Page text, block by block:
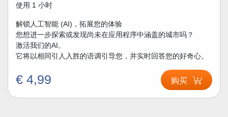
使用 1 小时
解锁人工智能 (AI)，拓展您的体验
您想进一步探索或发现尚未在应用程序中涵盖的城市吗？
激活我们的AI。
它将以相同引人入胜的语调引导您，并实时回答您的好奇心。
€ 4,99 购买